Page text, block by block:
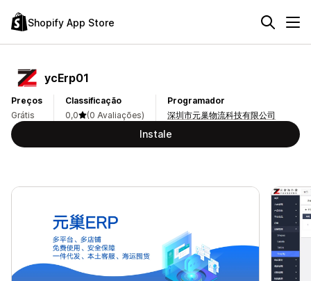
Shopify App Store
ycErp01
Preços
Grátis
Classificação
0,0
(0 Avaliações)
Programador
深圳市元巢物流科技有限公司
Instale